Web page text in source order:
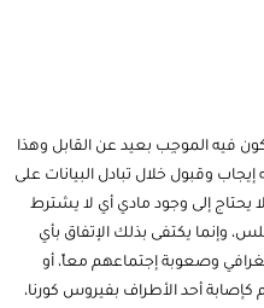
فيه الموجِب بعيد عن القابل وهذا
وقبول خلال تبادل البيانات على
يحتاج إلى وجود مادي أي لا يشترط
وإنما يكتفى بذلك الإتفاق بأي
وصعوبة إجتماعهم معاً، أو
أحد الأطراف بفيروس كورنا،